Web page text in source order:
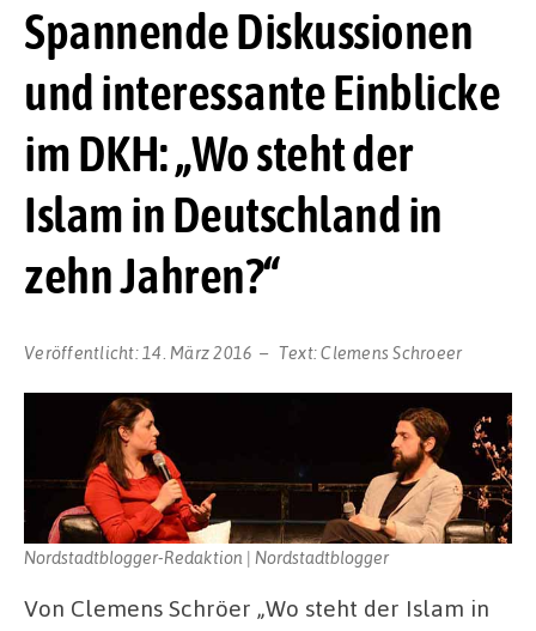
Spannende Diskussionen
und interessante Einblicke
im DKH: „Wo steht der
Islam in Deutschland in
zehn Jahren?“
Veröffentlicht: 14. März 2016 Text:Clemens Schroeer
Nordstadtblogger-Redaktion | Nordstadtblogger
Von Clemens Schröer „Wo steht der Islam in